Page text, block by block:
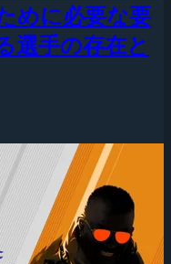
めに必要な要
選手の存在と